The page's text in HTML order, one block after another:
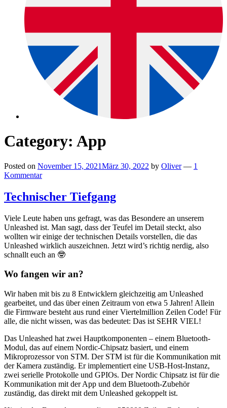
Category: App
Posted on November 15, 2021März 30, 2022 by Oliver — 1
Kommentar
Technischer Tiefgang
Viele Leute haben uns gefragt, was das Besondere an unserem
Unleashed ist. Man sagt, dass der Teufel im Detail steckt, also
wollten wir einige der technischen Details vorstellen, die das
Unleashed wirklich auszeichnen. Jetzt wird’s richtig nerdig, also
schnallt euch an 🤓
Wo fangen wir an?
Wir haben mit bis zu 8 Entwicklern gleichzeitig am Unleashed
gearbeitet, und das über einen Zeitraum von etwa 5 Jahren! Allein
die Firmware besteht aus rund einer Viertelmillion Zeilen Code! Für
alle, die nicht wissen, was das bedeutet: Das ist SEHR VIEL!
Das Unleashed hat zwei Hauptkomponenten – einem Bluetooth-
Modul, das auf einem Nordic-Chipsatz basiert, und einem
Mikroprozessor von STM. Der STM ist für die Kommunikation mit
der Kamera zuständig. Er implementiert eine USB-Host-Instanz,
zwei serielle Protokolle und GPIOs. Der Nordic Chipsatz ist für die
Kommunikation mit der App und dem Bluetooth-Zubehör
zuständig, das direkt mit dem Unleashed gekoppelt ist.